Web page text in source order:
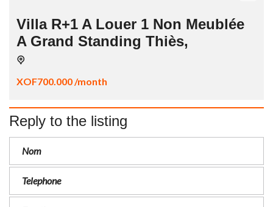
Villa R+1 A Louer 1 Non Meublée
A Grand Standing Thiès,
XOF700.000 /month
Reply to the listing